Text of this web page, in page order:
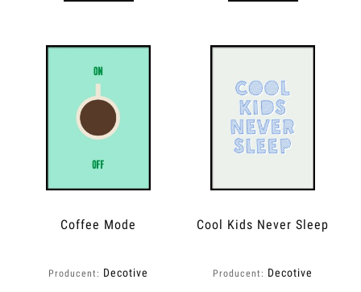
Coffee Mode
Producent: Decotive
Cool Kids Never Sleep
Producent: Decotive